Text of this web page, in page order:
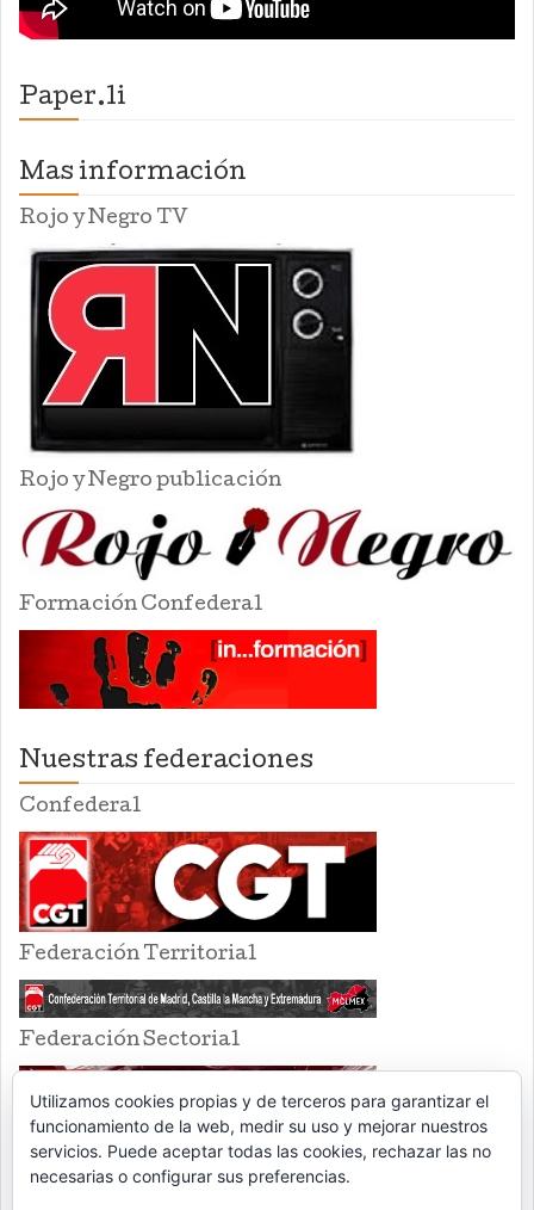
Paper.li
Mas información
Rojo y Negro TV
Rojo y Negro publicación
Formación Confederal
Nuestras federaciones
Confederal
Federación Territorial
Federación Sectorial
Utilizamos cookies propias y de terceros para garantizar el
funcionamiento de la web, medir su uso y mejorar nuestros
servicios. Puede aceptar todas las cookies, rechazar las no
necesarias o configurar sus preferencias.